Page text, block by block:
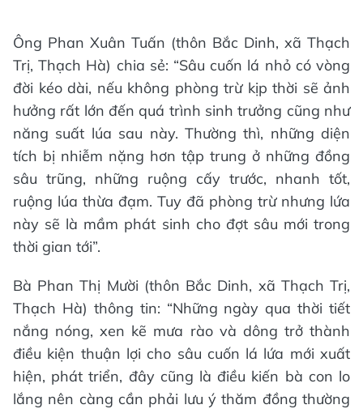
Ông Phan Xuân Tuấn (thôn Bắc Dinh, xã Thạch
Trị, Thạch Hà) chia sẻ: “Sâu cuốn lá nhỏ có vòng
đời kéo dài, nếu không phòng trừ kịp thời sẽ ảnh
hưởng rất lớn đến quá trình sinh trưởng cũng như
năng suất lúa sau này. Thường thì, những diện
tích bị nhiễm nặng hơn tập trung ở những đồng
sâu trũng, những ruộng cấy trước, nhanh tốt,
ruộng lúa thừa đạm. Tuy đã phòng trừ nhưng lứa
này sẽ là mầm phát sinh cho đợt sâu mới trong
thời gian tới”.
Bà Phan Thị Mười (thôn Bắc Dinh, xã Thạch Trị,
Thạch Hà) thông tin: “Những ngày qua thời tiết
nắng nóng, xen kẽ mưa rào và dông trở thành
điều kiện thuận lợi cho sâu cuốn lá lứa mới xuất
hiện, phát triển, đây cũng là điều kiến bà con lo
lắng nên càng cần phải lưu ý thăm đồng thường